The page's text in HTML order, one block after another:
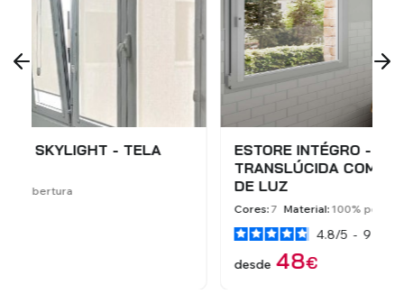
ESTORE INTÉGRO - SUNLIGHT - TELA
TRANSLÚCIDA COM BOA TRANSMISSÃO
DE LUZ
opiniões